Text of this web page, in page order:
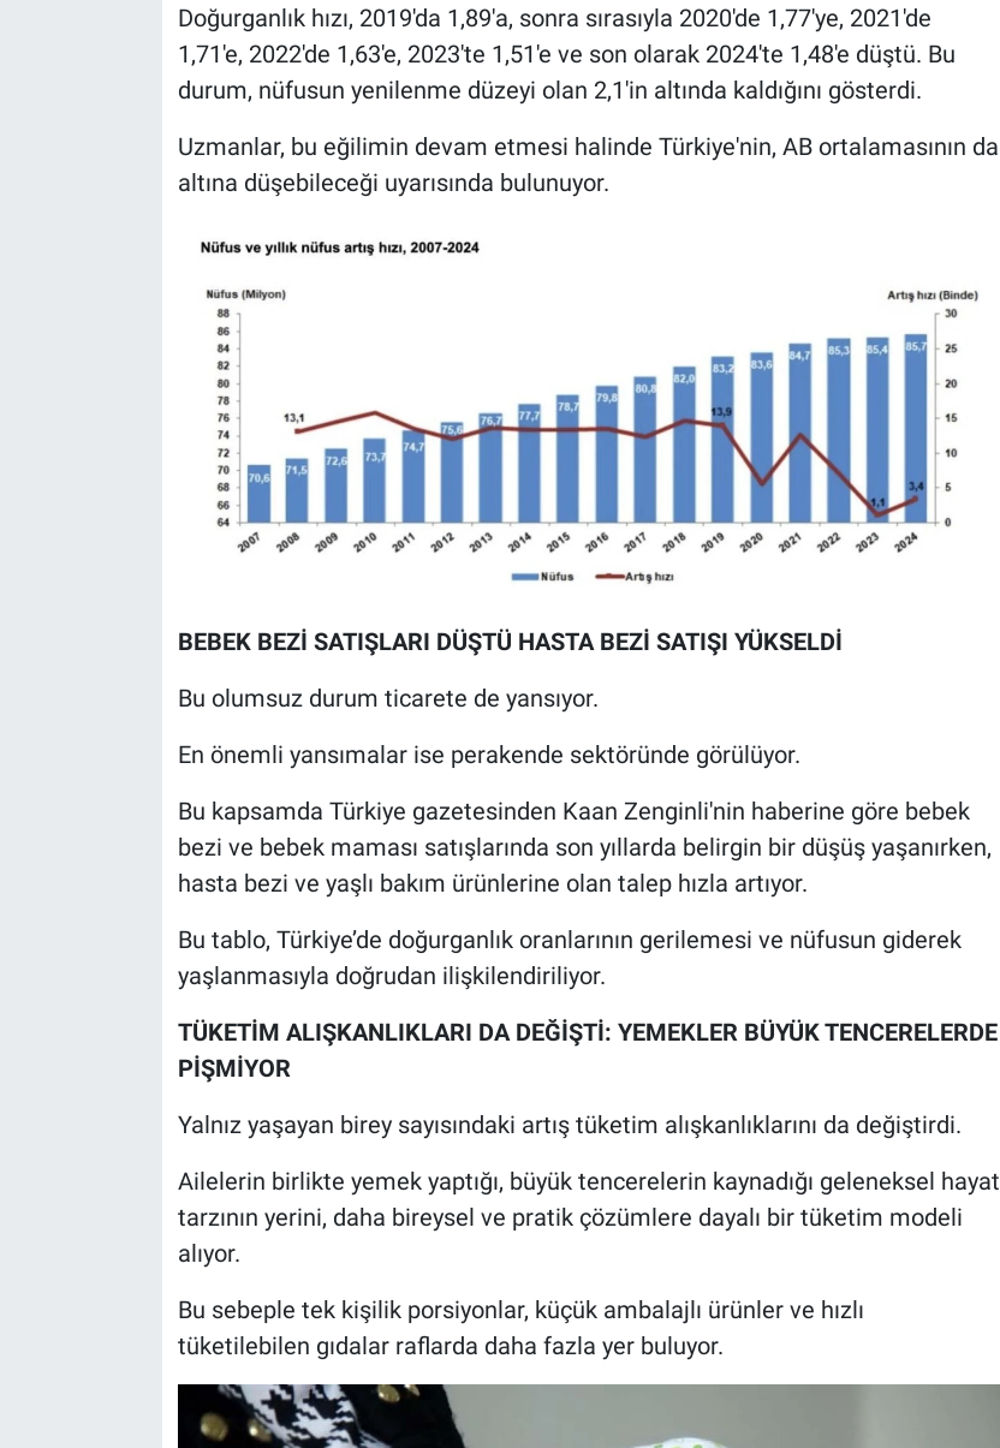
Doğurganlık hızı, 2019'da 1,89'a, sonra sırasıyla 2020'de 1,77'ye, 2021'de
1,71'e, 2022'de 1,63'e, 2023'te 1,51'e ve son olarak 2024'te 1,48'e düştü. Bu
durum, nüfusun yenilenme düzeyi olan 2,1'in altında kaldığını gösterdi.
Uzmanlar, bu eğilimin devam etmesi halinde Türkiye'nin, AB ortalamasının da
altına düşebileceği uyarısında bulunuyor.
BEBEK BEZİ SATIŞLARI DÜŞTÜ HASTA BEZİ SATIŞI YÜKSELDİ
Bu olumsuz durum ticarete de yansıyor.
En önemli yansımalar ise perakende sektöründe görülüyor.
Bu kapsamda Türkiye gazetesinden Kaan Zenginli'nin haberine göre bebek
bezi ve bebek maması satışlarında son yıllarda belirgin bir düşüş yaşanırken,
hasta bezi ve yaşlı bakım ürünlerine olan talep hızla artıyor.
Bu tablo, Türkiye’de doğurganlık oranlarının gerilemesi ve nüfusun giderek
yaşlanmasıyla doğrudan ilişkilendiriliyor.
TÜKETİM ALIŞKANLIKLARI DA DEĞİŞTİ: YEMEKLER BÜYÜK TENCERELERDE
PİŞMİYOR
Yalnız yaşayan birey sayısındaki artış tüketim alışkanlıklarını da değiştirdi.
Ailelerin birlikte yemek yaptığı, büyük tencerelerin kaynadığı geleneksel hayat
tarzının yerini, daha bireysel ve pratik çözümlere dayalı bir tüketim modeli
alıyor.
Bu sebeple tek kişilik porsiyonlar, küçük ambalajlı ürünler ve hızlı
tüketilebilen gıdalar raflarda daha fazla yer buluyor.